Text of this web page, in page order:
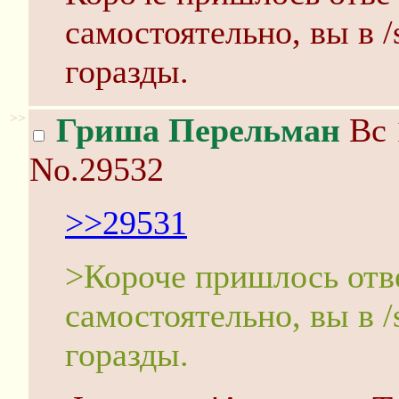
самостоятельно, вы в
горазды.
>> Гриша Перельман Вс
No.29532
>>29531
>Короче пришлось
самостоятельно, вы в
горазды.